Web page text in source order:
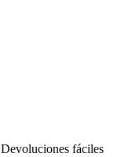
Devoluciones fáciles